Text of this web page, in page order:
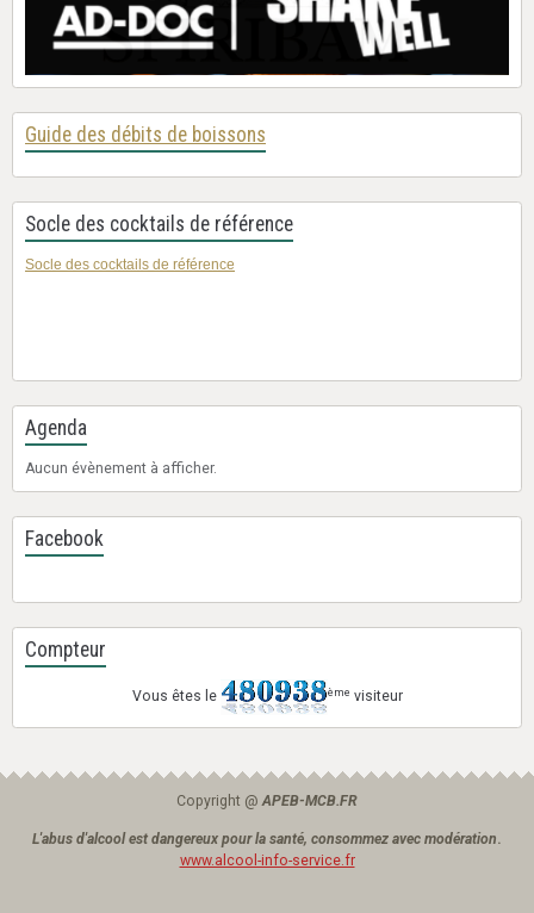
Guide des débits de boissons
Socle des cocktails de référence
Socle des cocktails de référence
Agenda
Aucun évènement à afficher.
Facebook
Compteur
Vous êtes le ème visiteur
Copyright @APEB-MCB.FR
L'abus d'alcool est dangereux pour la santé, consommez avec modération.
www.alcool-info-service.fr